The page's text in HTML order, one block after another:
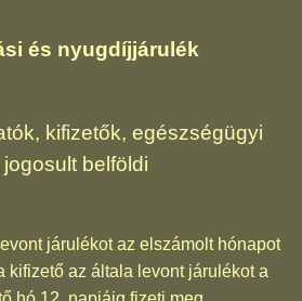
és nyugdíjjárulék
kifizetők, egészségügyi
belföldi
járulékot az elszámolt hónapot
kifizető az általa levont járulékot a